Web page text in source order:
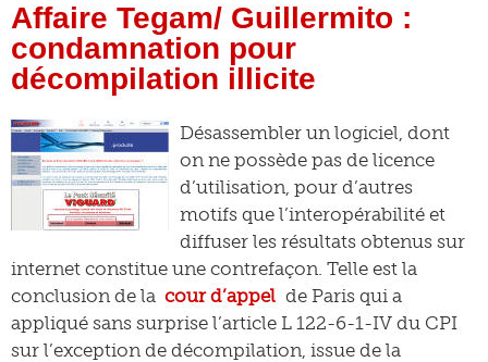
Affaire Tegam/ Guillermito :
condamnation pour
décompilation illicite
Désassembler un logiciel, dont
on ne possède pas de licence
d’utilisation, pour d’autres
motifs que l’interopérabilité et
diffuser les résultats obtenus sur
internet constitue une contrefaçon. Telle est la
conclusion de la cour d’appel de Paris qui a
appliqué sans surprise l’article L 122-6-1-IV du CPI
sur l’exception de décompilation, issue de la